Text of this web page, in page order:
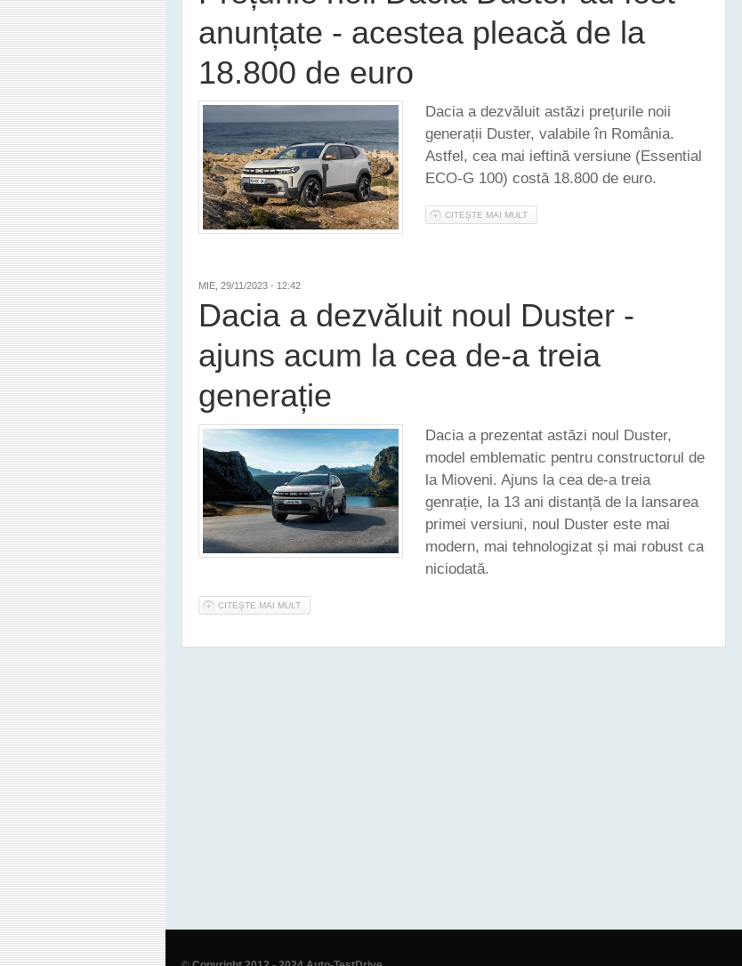
anunțate - acestea pleacă de la
18.800 de euro
Dacia a dezvăluit astăzi prețurile noii
generații Duster, valabile în România.
Astfel, cea mai ieftină versiune (Essential
ECO-G 100) costă 18.800 de euro.
CITEȘTE MAI MULT
MIE, 29/11/2023 - 12:42
Dacia a dezvăluit noul Duster -
ajuns acum la cea de-a treia
generație
Dacia a prezentat astăzi noul Duster,
model emblematic pentru constructorul de
la Mioveni. Ajuns la cea de-a treia
genrație, la 13 ani distanță de la lansarea
primei versiuni, noul Duster este mai
modern, mai tehnologizat și mai robust ca
niciodată.
CITEȘTE MAI MULT